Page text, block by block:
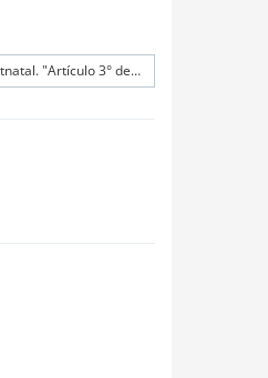
Maternal Prenatal, prórroga y postnatal. "Artículo 3° de la Ley N° 20.545 para mujeres cesantes